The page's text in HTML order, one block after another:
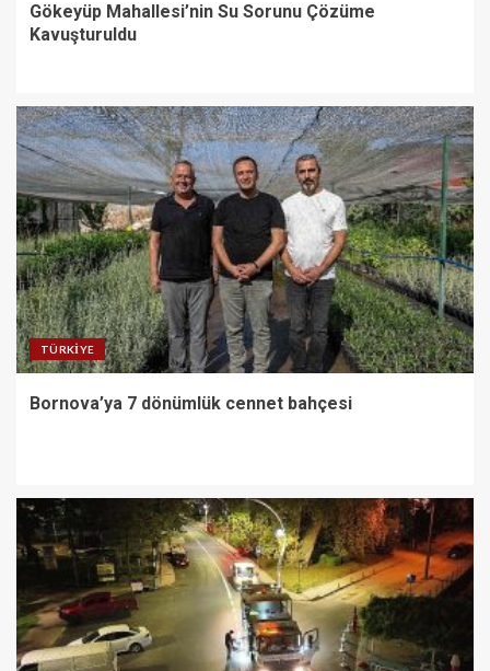
Gökeyüp Mahallesi’nin Su Sorunu Çözüme
Kavuşturuldu
TÜRKIYE
Bornova’ya 7 dönümlük cennet bahçesi